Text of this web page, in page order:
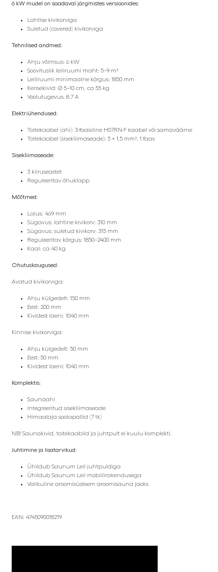
6 kW mudel on saadaval järgmistes versioonides:
Lahtise kivikorviga
Suletud (covered) kivikorviga
Tehnilised andmed:
Ahju võimsus: 6 kW
Soovituslik leiliruumi maht: 5–9 m³
Leiliruumi minimaalne kõrgus: 1850 mm
Kerisekivid: Ø 5–10 cm, ca 55 kg
Voolutugevus: 8.7 A
Elektriühendused:
Toitekaabel (ahi): 3-faasiline H07RN-F kaabel või samaväärne
Toitekaabel (sisekliimaseade): 5 × 1,5 mm², 1 faas
Sisekliimaseade:
3 kiiruseastet
Reguleeritav õhuklapp
Mõõtmed:
Laius: 469 mm
Sügavus: lahtine kivikorv: 310 mm
Sügavus: suletud kivikorv: 315 mm
Reguleeritav kõrgus: 1850–2400 mm
Kaal: ca 40 kg
Ohutuskaugused:
Avatud kivikorviga:
Ahju külgedelt: 150 mm
Eest: 200 mm
Kividest laeni: 1040 mm
Kinnise kivikorviga:
Ahju külgedelt: 50 mm
Eest: 50 mm
Kividest laeni: 1040 mm
Komplektis:
Saunaahi
Integreeritud sisekliimaseade
Himaalaja soolapallid (7 tk)
NB! Saunakivid, toitekaablid ja juhtpult ei kuulu komplekti.
Juhtimine ja lisatarvikud:
Ühildub Saunum Leil juhtpuldiga
Ühildub Saunum Leil mobiilirakendusega
Valikuline aroomisüsteem aroomisauna jaoks
EAN: 4745090018219